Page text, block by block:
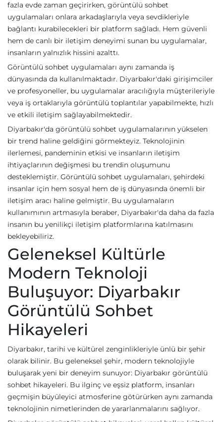
fazla evde zaman geçirirken, görüntülü sohbet
uygulamaları onlara arkadaşlarıyla veya sevdikleriyle
bağlantı kurabilecekleri bir platform sağladı. Hem güvenli
hem de canlı bir iletişim deneyimi sunan bu uygulamalar,
insanların yalnızlık hissini azalttı.
Görüntülü sohbet uygulamaları aynı zamanda iş
dünyasında da kullanılmaktadır. Diyarbakır'daki girişimciler
ve profesyoneller, bu uygulamalar aracılığıyla müşterileriyle
veya iş ortaklarıyla görüntülü toplantılar yapabilmekte, hızlı
ve etkili iletişim sağlayabilmektedir.
Diyarbakır'da görüntülü sohbet uygulamalarının yükselen
bir trend haline geldiğini görmekteyiz. Teknolojinin
ilerlemesi, pandeminin etkisi ve insanların iletişim
ihtiyaçlarının değişmesi bu trendin oluşumunu
desteklemiştir. Görüntülü sohbet uygulamaları, şehirdeki
insanlar için hem sosyal hem de iş dünyasında önemli bir
iletişim aracı haline gelmiştir. Bu uygulamaların
kullanımının artmasıyla beraber, Diyarbakır'da daha da fazla
insanın bu yenilikçi iletişim platformlarına katılmasını
bekleyebiliriz.
Geleneksel Kültürle
Modern Teknoloji
Buluşuyor: Diyarbakır
Görüntülü Sohbet
Hikayeleri
Diyarbakır, tarihi ve kültürel zenginlikleriyle ünlü bir şehir
olarak bilinir. Bu geleneksel şehir, modern teknolojiyle
buluşarak yeni bir deneyim sunuyor: Diyarbakır görüntülü
sohbet hikayeleri. Bu ilginç ve eşsiz platform, insanları
geçmişin büyüleyici atmosferine götürürken aynı zamanda
teknolojinin nimetlerinden de yararlanmalarını sağlıyor.